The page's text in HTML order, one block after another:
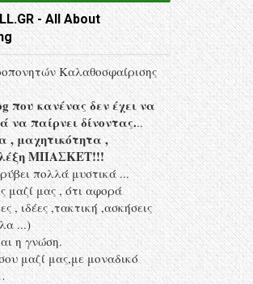
- All About
Kαλαθοσφαίρισης
που κανένας δεν έχει να
να παίρνει δίνοντας...
, μαχητικότητα ,
MΠΑΣΚΕΤ!!!
πολλά μυστικά ...
μαζί μας , ότι αφορά
, ιδέες ,τακτική ,ασκήσεις
...)
η γνώση.
μαζί μας,με μοναδικό